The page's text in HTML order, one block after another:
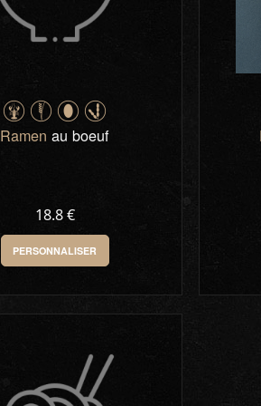
Ramen au boeuf
18.8 €
PERSONNALISER